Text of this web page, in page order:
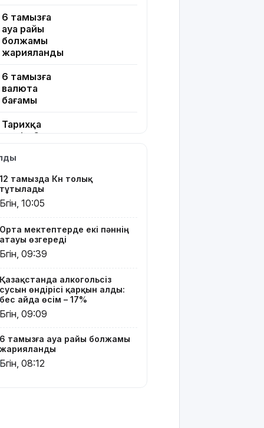
6 тамызға
ауа райы
болжамы
жарияланды
6 тамызға
валюта
бағамы
Тарихқа
мәлім 6
педагог
ChatGPT
Edu
тегін
пайдалана
алады –
партиясының
кандидаты
Димаш
жаңа
әлемдік
жобасын
12 тамызда Күн толық
тұтылады
Бүгін, 10:05
Орта мектептерде екі пәннің
атауы өзгереді
Бүгін, 09:39
Қазақстанда алкогольсіз
сусын өндірісі қарқын алды:
бес айда өсім – 17%
Бүгін, 09:09
6 тамызға ауа райы болжамы
жарияланды
Бүгін, 08:12